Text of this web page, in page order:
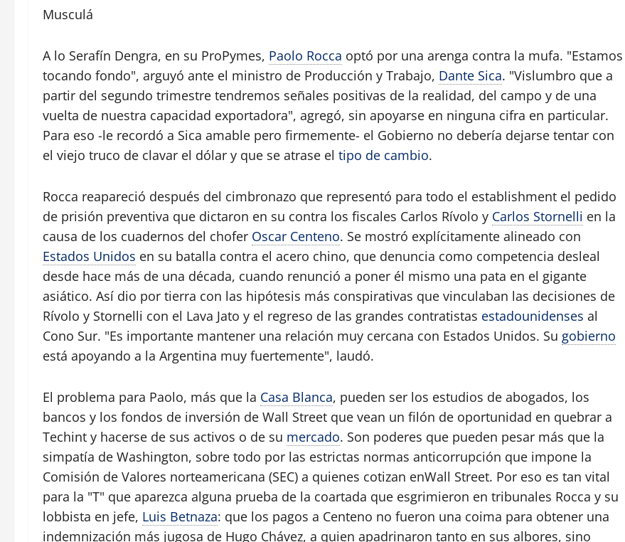
Musculá
A lo Serafín Dengra, en su ProPymes, Paolo Rocca optó por una arenga contra la mufa. "Estamos
tocando fondo", arguyó ante el ministro de Producción y Trabajo, Dante Sica. "Vislumbro que a
partir del segundo trimestre tendremos señales positivas de la realidad, del campo y de una
vuelta de nuestra capacidad exportadora", agregó, sin apoyarse en ninguna cifra en particular.
Para eso -le recordó a Sica amable pero firmemente- el Gobierno no debería dejarse tentar con
el viejo truco de clavar el dólar y que se atrase el tipo de cambio.
Rocca reapareció después del cimbronazo que representó para todo el establishment el pedido
de prisión preventiva que dictaron en su contra los fiscales Carlos Rívolo y Carlos Stornelli en la
causa de los cuadernos del chofer Oscar Centeno. Se mostró explícitamente alineado con
Estados Unidos en su batalla contra el acero chino, que denuncia como competencia desleal
desde hace más de una década, cuando renunció a poner él mismo una pata en el gigante
asiático. Así dio por tierra con las hipótesis más conspirativas que vinculaban las decisiones de
Rívolo y Stornelli con el Lava Jato y el regreso de las grandes contratistas estadounidenses al
Cono Sur. "Es importante mantener una relación muy cercana con Estados Unidos. Su gobierno
está apoyando a la Argentina muy fuertemente", laudó.
El problema para Paolo, más que la Casa Blanca, pueden ser los estudios de abogados, los
bancos y los fondos de inversión de Wall Street que vean un filón de oportunidad en quebrar a
Techint y hacerse de sus activos o de su mercado. Son poderes que pueden pesar más que la
simpatía de Washington, sobre todo por las estrictas normas anticorrupción que impone la
Comisión de Valores norteamericana (SEC) a quienes cotizan enWall Street. Por eso es tan vital
para la "T" que aparezca alguna prueba de la coartada que esgrimieron en tribunales Rocca y su
lobbista en jefe, Luis Betnaza: que los pagos a Centeno no fueron una coima para obtener una
indemnización más jugosa de Hugo Chávez, a quien apadrinaron tanto en sus albores, sino